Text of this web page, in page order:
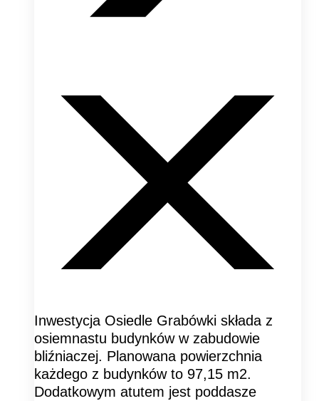
Inwestycja Osiedle Grabówki składa z
osiemnastu budynków w zabudowie
bliźniaczej. Planowana powierzchnia
każdego z budynków to 97,15 m2.
Dodatkowym atutem jest poddasze